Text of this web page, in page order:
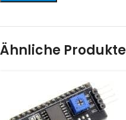
Ähnliche Produkte